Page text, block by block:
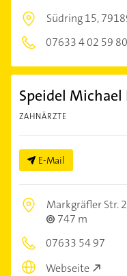
Südring 15,
07633 4 02 59 80
Speidel
ZAHNÄRZTE
E-Mail
Markgräfler Str.
747 m
07633 54 97
Webseite